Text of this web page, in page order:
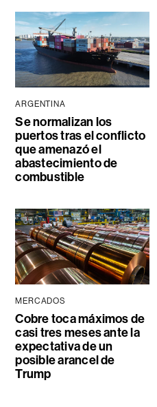
ARGENTINA
Se normalizan los
puertos tras el conflicto
que amenazó el
abastecimiento de
combustible
MERCADOS
Cobre toca máximos de
casi tres meses ante la
expectativa de un
posible arancel de
Trump